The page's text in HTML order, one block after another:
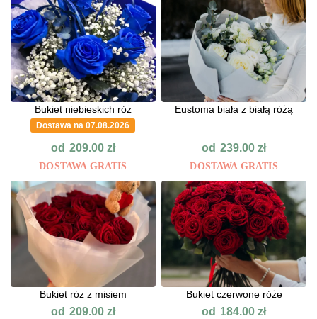
Bukiet niebieskich róż
Dostawa na 07.08.2026
od 209.00 zł
DOSTAWA GRATIS
Eustoma biała z białą różą
od 239.00zł
DOSTAWA GRATIS
Bukiet róz z misiem
od 209.00 zł
Bukiet czerwone róże
od 184.00zł